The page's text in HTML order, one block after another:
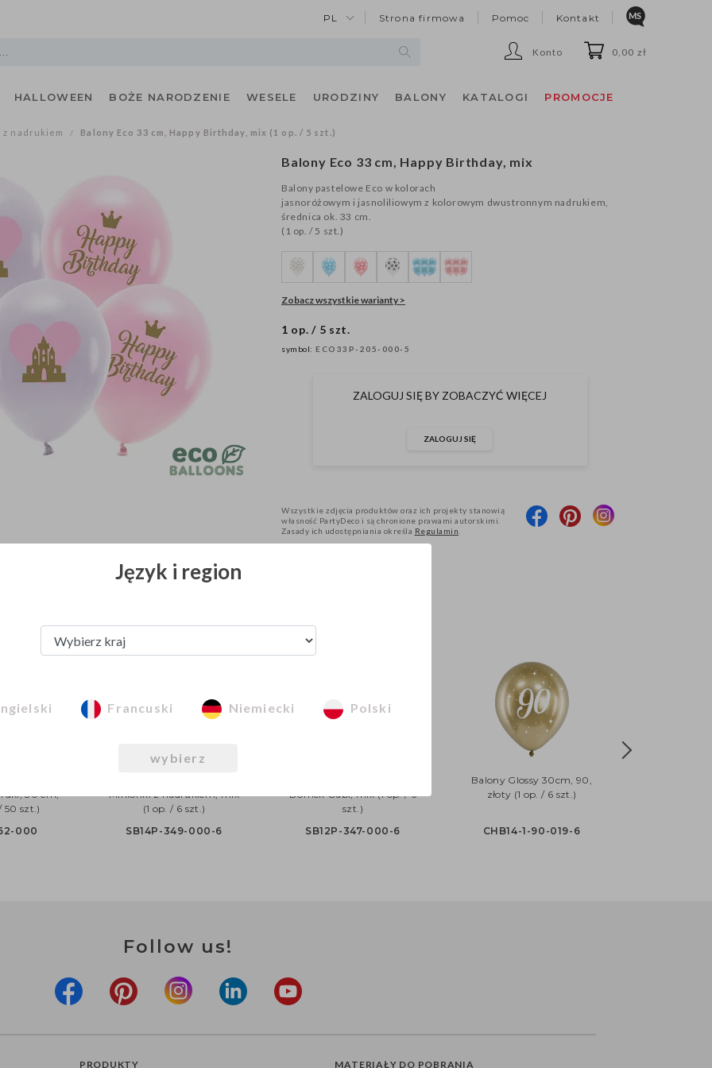
PL Strona firmowa Pomoc Kontakt
Konto 0,00 zł
HALLOWEEN BOŻE NARODZENIE WESELE URODZINY BALONY KATALOGI PROMOCJE
z nadrukiem / Balony Eco 33 cm, Happy Birthday, mix (1 op. / 5 szt.)
Balony Eco 33 cm, Happy Birthday, mix
Balony pastelowe Eco w kolorach
jasnoróżowym i jasnoliliowym z kolorowym dwustronnym nadrukiem,
średnica ok. 33 cm.
(1 op. / 5 szt.)
Zobacz wszystkie warianty >
1 op. / 5 szt.
symbol:ECO33P-205-000-5
ZALOGUJ SIĘ BY ZOBACZYĆ WIĘCEJ
ZALOGUJ SIĘ
Wszystkie zdjęcia produktów oraz ich projekty stanowią
własność PartyDeco i są chronione prawami autorskimi.
Zasady ich udostępniania określa Regulamin
30 cm,
50 szt.)
000
Minionki z nadrukiem, mix
(1 op. / 6 szt.)
SB14P-349-000-6
Domek Gabi, mix (1 op. / 6
szt.)
SB12P-347-000-6
Balony Glossy 30cm, 90,
złoty (1 op. / 6 szt.)
CHB14-1-90-019-6
Follow us!
PRODUKTY MATERIAŁY DO POBRANIA
Język i region
Francuski Niemiecki Polski
wybierz